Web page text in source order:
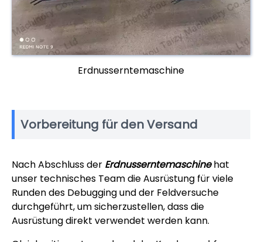
Erdnusserntemaschine
Vorbereitung für den Versand
Nach Abschluss der Erdnusserntemaschinehat
unser technisches Team die Ausrüstung für viele
Runden des Debugging und der Feldversuche
durchgeführt, um sicherzustellen, dass die
Ausrüstung direkt verwendet werden kann.